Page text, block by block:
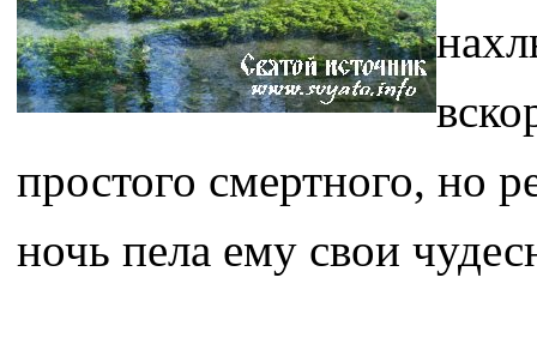
простого смертного, но
ночь пела ему свои